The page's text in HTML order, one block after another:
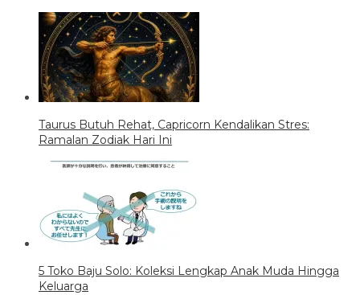
Taurus Butuh Rehat, Capricorn Kendalikan Stres:
Ramalan Zodiak Hari Ini
5 Toko Baju Solo: Koleksi Lengkap Anak Muda Hingga
Keluarga